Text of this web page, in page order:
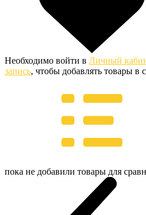
Необходимо войти в Личный
запись, чтобы добавлять товары в
пока не добавили товары для